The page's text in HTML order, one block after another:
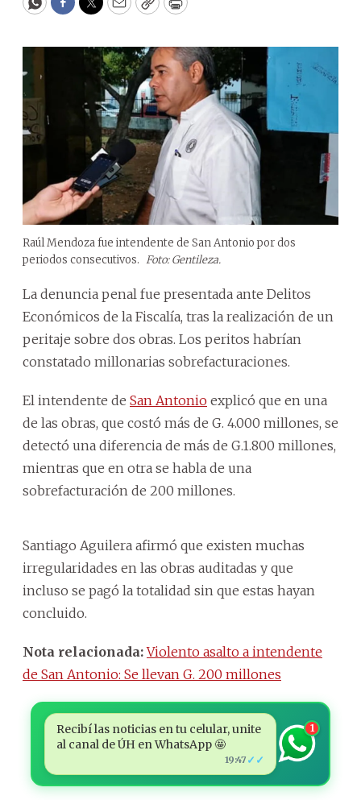
WhatsApp
Facebook
Twitter
EmailCopyPrint
Raúl Mendoza fue intendente de San Antonio por dos
periodos consecutivos. Foto: Gentileza.
La denuncia penal fue presentada ante Delitos
Económicos de la Fiscalía, tras la realización de un
peritaje sobre dos obras. Los peritos habrían
constatado millonarias sobrefacturaciones.
El intendente de San Antonio explicó que en una
de las obras, que costó más de G. 4.000 millones, se
detectó una diferencia de más de G.1.800 millones,
mientras que en otra se habla de una
sobrefacturación de 200 millones.
Santiago Aguilera afirmó que existen muchas
irregularidades en las obras auditadas y que
incluso se pagó la totalidad sin que estas hayan
concluido.
Nota relacionada: Violento asalto a intendente
de San Antonio: Se llevan G. 200 millones
Recibí las noticias en tu celular, unite
al canal de ÚH en WhatsApp 🤩
19:47 ✓✓
1